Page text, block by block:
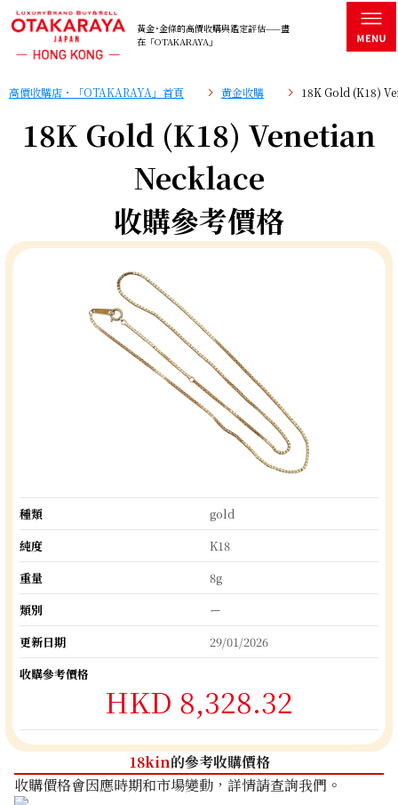
黃金･金條的高價收購與鑑定評估——盡
在「OTAKARAYA」
高價收購店・「OTAKARAYA」首頁 黄金收購 18K Gold (K18)
18K Gold (K18) Venetian
Necklace
收購參考價格
種類
gold
純度
K18
重量
8g
類別
ー
更新日期
29/01/2026
收購參考價格
HKD 8,328.32
18kin的參考收購價格
收購價格會因應時期和市場變動，詳情請查詢我們。